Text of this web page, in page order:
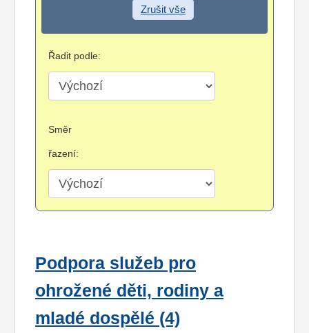
Zrušit vše
Řadit podle:
Směr
řazení:
Podpora služeb pro
ohrožené děti, rodiny a
mladé dospělé (4)